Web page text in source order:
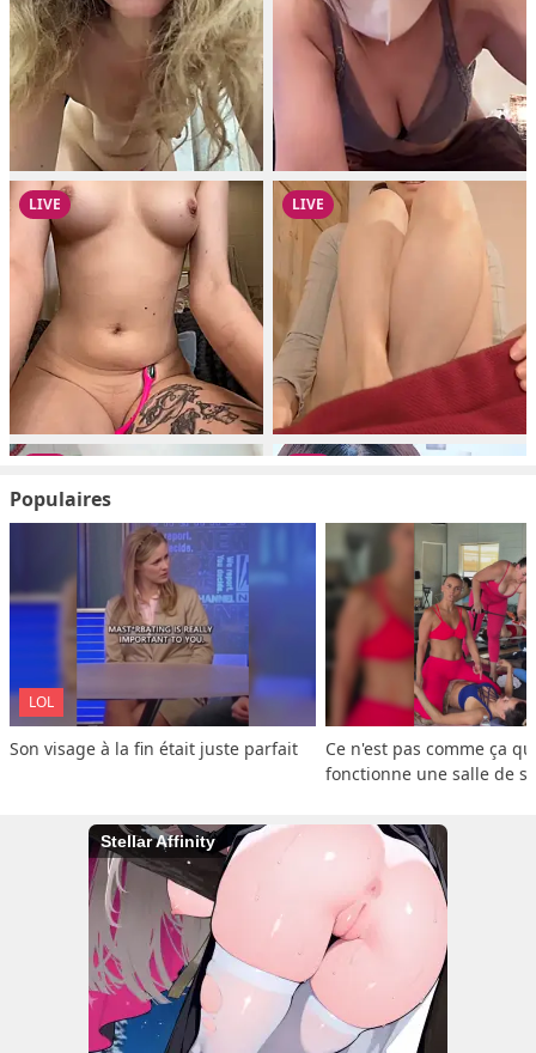
Populaires
LOL
Son visage à la fin était juste parfait
Ce n'est pas comme ça
fonctionne une salle de